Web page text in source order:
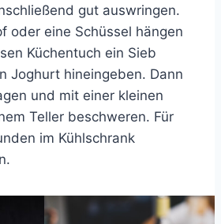
gut auswringen.
oder eine Schüssel hängen
Küchentuch ein Sieb
Joghurt hineingeben. Dann
und mit einer kleinen
Teller beschweren. Für
im Kühlschrank